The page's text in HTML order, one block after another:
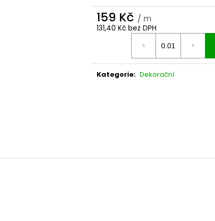
159 Kč / m
131,40 Kč bez DPH
Kategorie: Dekorační